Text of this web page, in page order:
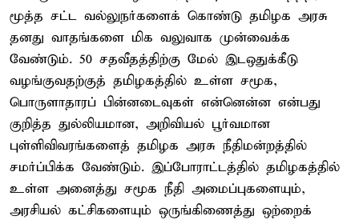
மூத்த சட்ட வல்லுநர்களைக் கொண்டு தமிழக அரசு
தனது வாதங்களை மிக வலுவாக முன்வைக்க
வேண்டும். 50 சதவீதத்திற்கு மேல் இடஒதுக்கீடு
வழங்குவதற்குத் தமிழகத்தில் உள்ள சமூக,
பொருளாதாரப் பின்னடைவுகள் என்னென்ன என்பது
குறித்த துல்லியமான, அறிவியல் பூர்வமான
புள்ளிவிவரங்களைத் தமிழக அரசு நீதிமன்றத்தில்
சமர்ப்பிக்க வேண்டும். இப்போராட்டத்தில் தமிழகத்தில்
உள்ள அனைத்து சமூக நீதி அமைப்புகளையும்,
அரசியல் கட்சிகளையும் ஒருங்கிணைத்து ஒற்றைக்